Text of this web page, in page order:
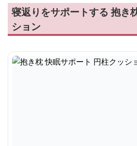
寝返りをサポートする 抱き
ション